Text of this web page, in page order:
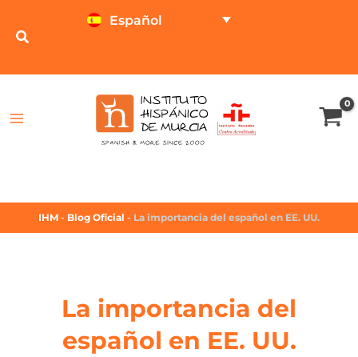
Español
IHM - Blog Oficial - La importancia del español en EE. UU.
La importancia del
español en EE. UU.